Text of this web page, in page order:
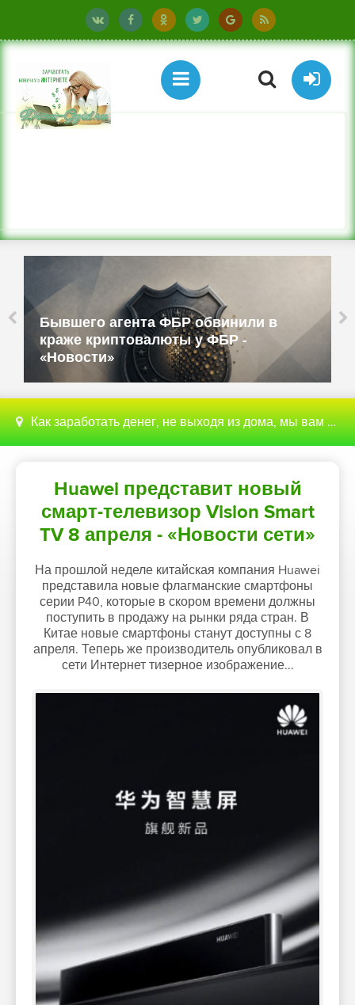
Бюджетные ТВ-приставки имитируют
смартфоны и работают как прокси -
«Новости»
Как заработать денег, не выходя из дома, мы вам поможем с этим разобраться
Huawei представит новый
смарт-телевизор Vision Smart
TV 8 апреля - «Новости сети»
На прошлой неделе китайская компания Huawei
представила новые флагманские смартфоны
серии P40, которые в скором времени должны
поступить в продажу на рынки ряда стран. В
Китае новые смартфоны станут доступны с 8
апреля. Теперь же производитель опубликовал в
сети Интернет тизерное изображение...